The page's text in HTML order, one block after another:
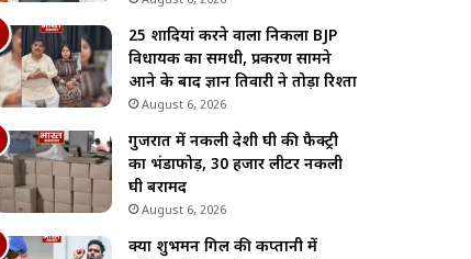
25 शादियां करने वाला निकला BJP
विधायक का समधी, प्रकरण सामने
आने के बाद ज्ञान तिवारी ने तोड़ा रिश्ता
August 6, 2026
गुजरात में नकली देशी घी की फैक्ट्री
का भंडाफोड़, 30 हजार लीटर नकली
घी बरामद
August 6, 2026
क्या शुभमन गिल की कप्तानी में